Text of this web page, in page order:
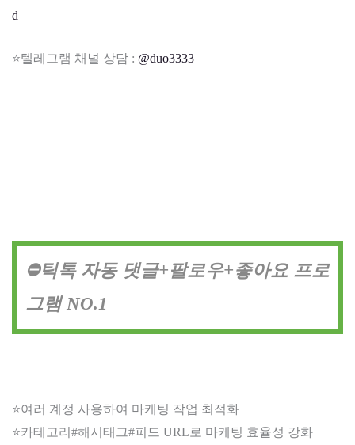
d
⭐텔레그램 채널 상담 : @duo3333
⛔틱톡 자동 댓글+팔로우+좋아요 프로
그램 NO.1
⭐여러 계정 사용하여 마케팅 작업 최적화
⭐카테고리#해시태그#피드 URL로 마케팅 효율성 강화